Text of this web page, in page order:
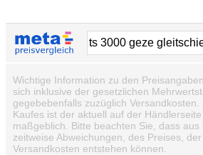
Wichtige Information zu den
sich inklusive der gesetzlichen
gegebebenfalls zuzüglich
Kaufes ist der aktuell auf der
maßgeblich. Bitte beachten Sie, dass
zeitweise Abweichungen, des Preises,
Versandkosten entstehen können.